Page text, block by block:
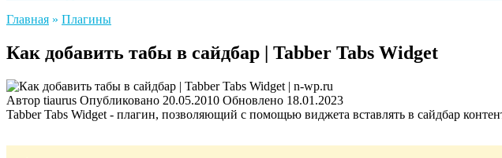
Главная » Плагины
Как добавить табы в сайдбар | Tabber Tabs Widget
Автор tiaurus Опубликовано 20.05.2010 Обновлено 18.01.2023
Tabber Tabs Widget - плагин, позволяющий с помощью виджета вставлять в сайдбар